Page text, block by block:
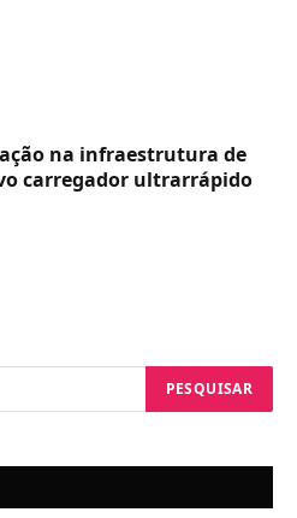
na infraestrutura de
carregador ultrarrápido